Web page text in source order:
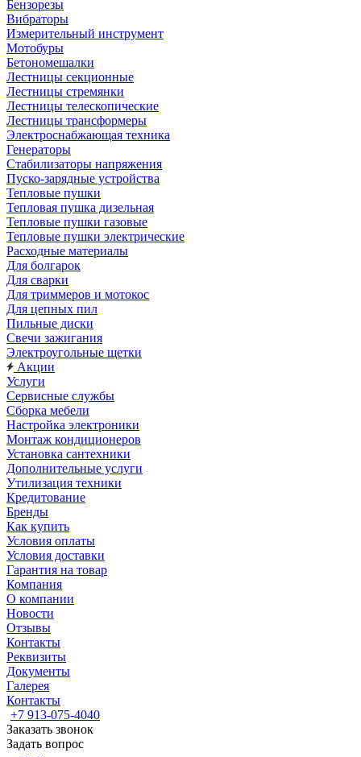
Бензорезы
Вибраторы
Измерительный инструмент
Мотобуры
Бетономешалки
Лестницы секционные
Лестницы стремянки
Лестницы телескопические
Лестницы трансформеры
Электроснабжающая техника
Генераторы
Стабилизаторы напряжения
Пуско-зарядные устройства
Тепловые пушки
Тепловая пушка дизельная
Тепловые пушки газовые
Тепловые пушки электрические
Расходные материалы
Для болгарок
Для сварки
Для триммеров и мотокос
Для цепных пил
Пильные диски
Свечи зажигания
Электроугольные щетки
Акции
Услуги
Сервисные службы
Сборка мебели
Настройка электроники
Монтаж кондиционеров
Установка сантехники
Дополнительные услуги
Утилизация техники
Кредитование
Бренды
Как купить
Условия оплаты
Условия доставки
Гарантия на товар
Компания
О компании
Новости
Отзывы
Контакты
Реквизиты
Документы
Галерея
Контакты
+7 913-075-4040
Заказать звонок
Задать вопрос